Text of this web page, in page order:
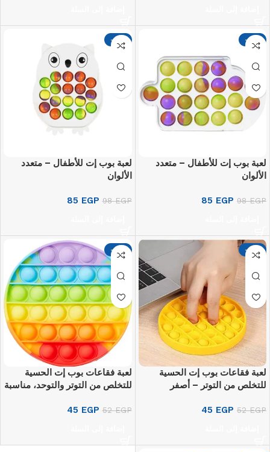
-13%
لعبة بوب إت للأطفال – متعدد
الألوان
98EGP
85 EGP
-13%
لعبة بوب إت للأطفال – متعدد
الألوان
98EGP
85 EGP
-13%
لعبة فقاعات بوب إت الحسية
للتخلص من التوتر – أصفر
52EGP
45 EGP
-13%
لعبة فقاعات بوب إت الحسية
للتخلص من التوتر والتوحد، مناسبة
الاحتياجات الخاصة – متعدد الألوان
52EGP
45 EGP